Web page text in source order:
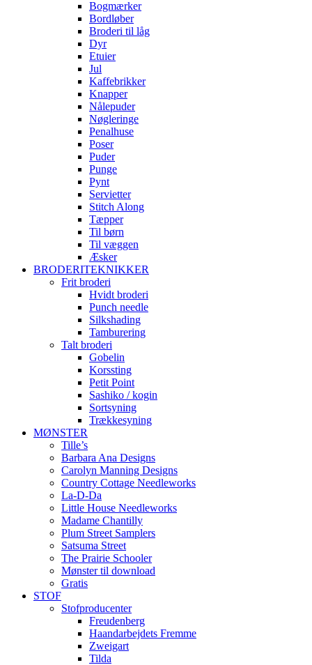
Bogmærker
Bordløber
Broderi til låg
Dyr
Etuier
Jul
Kaffebrikker
Knapper
Nålepuder
Nøgleringe
Penalhuse
Poser
Puder
Punge
Pynt
Servietter
Stitch Along
Tæpper
Til børn
Til væggen
Æsker
BRODERITEKNIKKER
Frit broderi
Hvidt broderi
Punch needle
Silkshading
Tamburering
Talt broderi
Gobelin
Korssting
Petit Point
Sashiko / kogin
Sortsyning
Trækkesyning
MØNSTER
Tille’s
Barbara Ana Designs
Carolyn Manning Designs
Country Cottage Needleworks
La-D-Da
Little House Needleworks
Madame Chantilly
Plum Street Samplers
Satsuma Street
The Prairie Schooler
Mønster til download
Gratis
STOF
Stofproducenter
Freudenberg
Haandarbejdets Fremme
Zweigart
Tilda